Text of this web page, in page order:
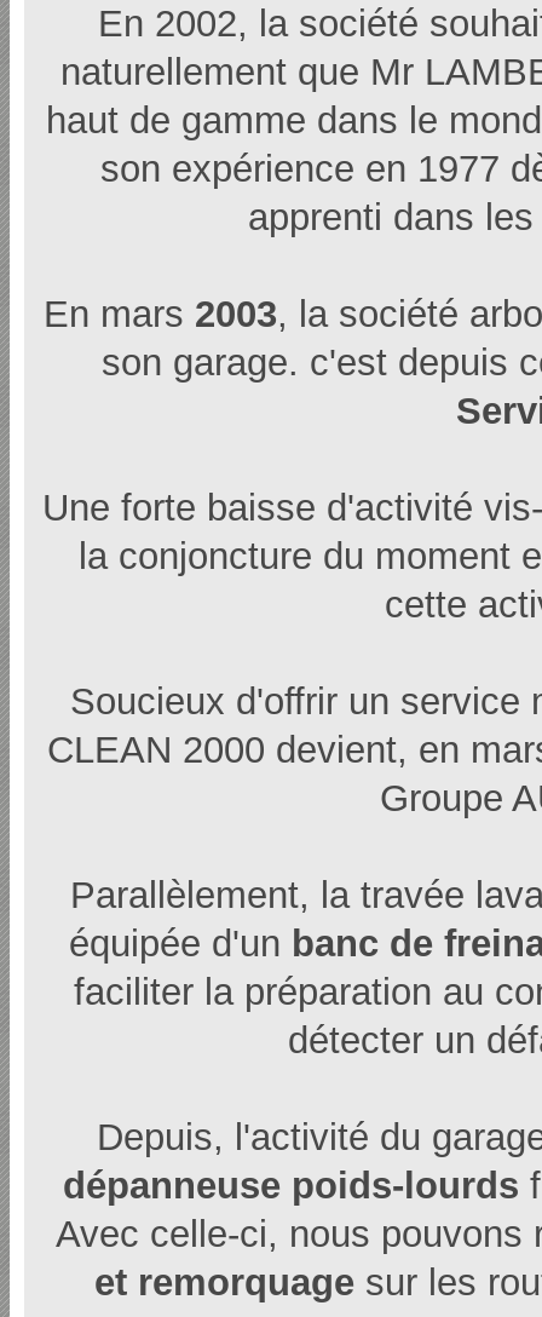
En 2002, la société
naturellement que Mr
haut de gamme dans le
son expérience en 1977
apprenti dans
En mars 2003, la société
son garage. c'est depuis
Une forte baisse d'activité
la conjoncture du moment
cette
Soucieux d'offrir un service
CLEAN 2000 devient, en
Groupe
Parallèlement, la travée
équipée d'un banc de
faciliter la préparation au
détecter un
Depuis, l'activité du
dépanneuse poids-lourds
Avec celle-ci, nous
et remorquage sur les